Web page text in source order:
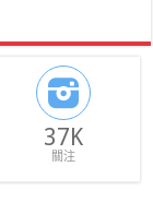
37K
關注